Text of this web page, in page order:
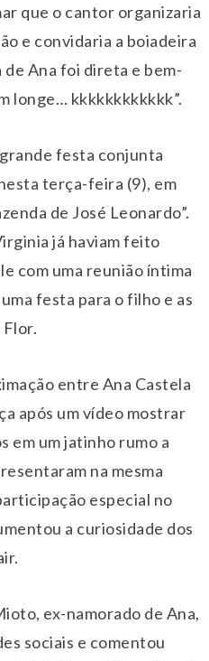
que o cantor organizaria
e convidaria a boiadeira
de Ana foi direta e bem-
longe… kkkkkkkkkkkk”.
festa conjunta
terça-feira (9), em
de José Leonardo”.
já haviam feito
com uma reunião íntima
festa para o filho e as
entre Ana Castela
após um vídeo mostrar
em um jatinho rumo a
na mesma
especial no
a curiosidade dos
ex-namorado de Ana,
sociais e comentou